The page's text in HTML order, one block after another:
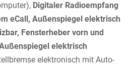
Digitaler Radioempfang
eCall, Außenspiegel elektrisch
Fensterheber vorn und
elektrisch
elektronisch mit Auto-